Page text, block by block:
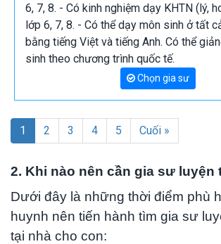
6, 7, 8. - Có kinh nghiệm dạy KHTN (lý,
lớp 6, 7, 8. - Có thể dạy môn sinh ở tất
bằng tiếng Việt và tiếng Anh. Có thể
sinh theo chương trình quốc tế.
Chọn gia sư
1 2 3 4 5 Cuối »
2. Khi nào nên cần gia sư luyện
Dưới đây là những thời điểm phù
huynh nên tiến hành tìm gia sư
tại nhà cho con: